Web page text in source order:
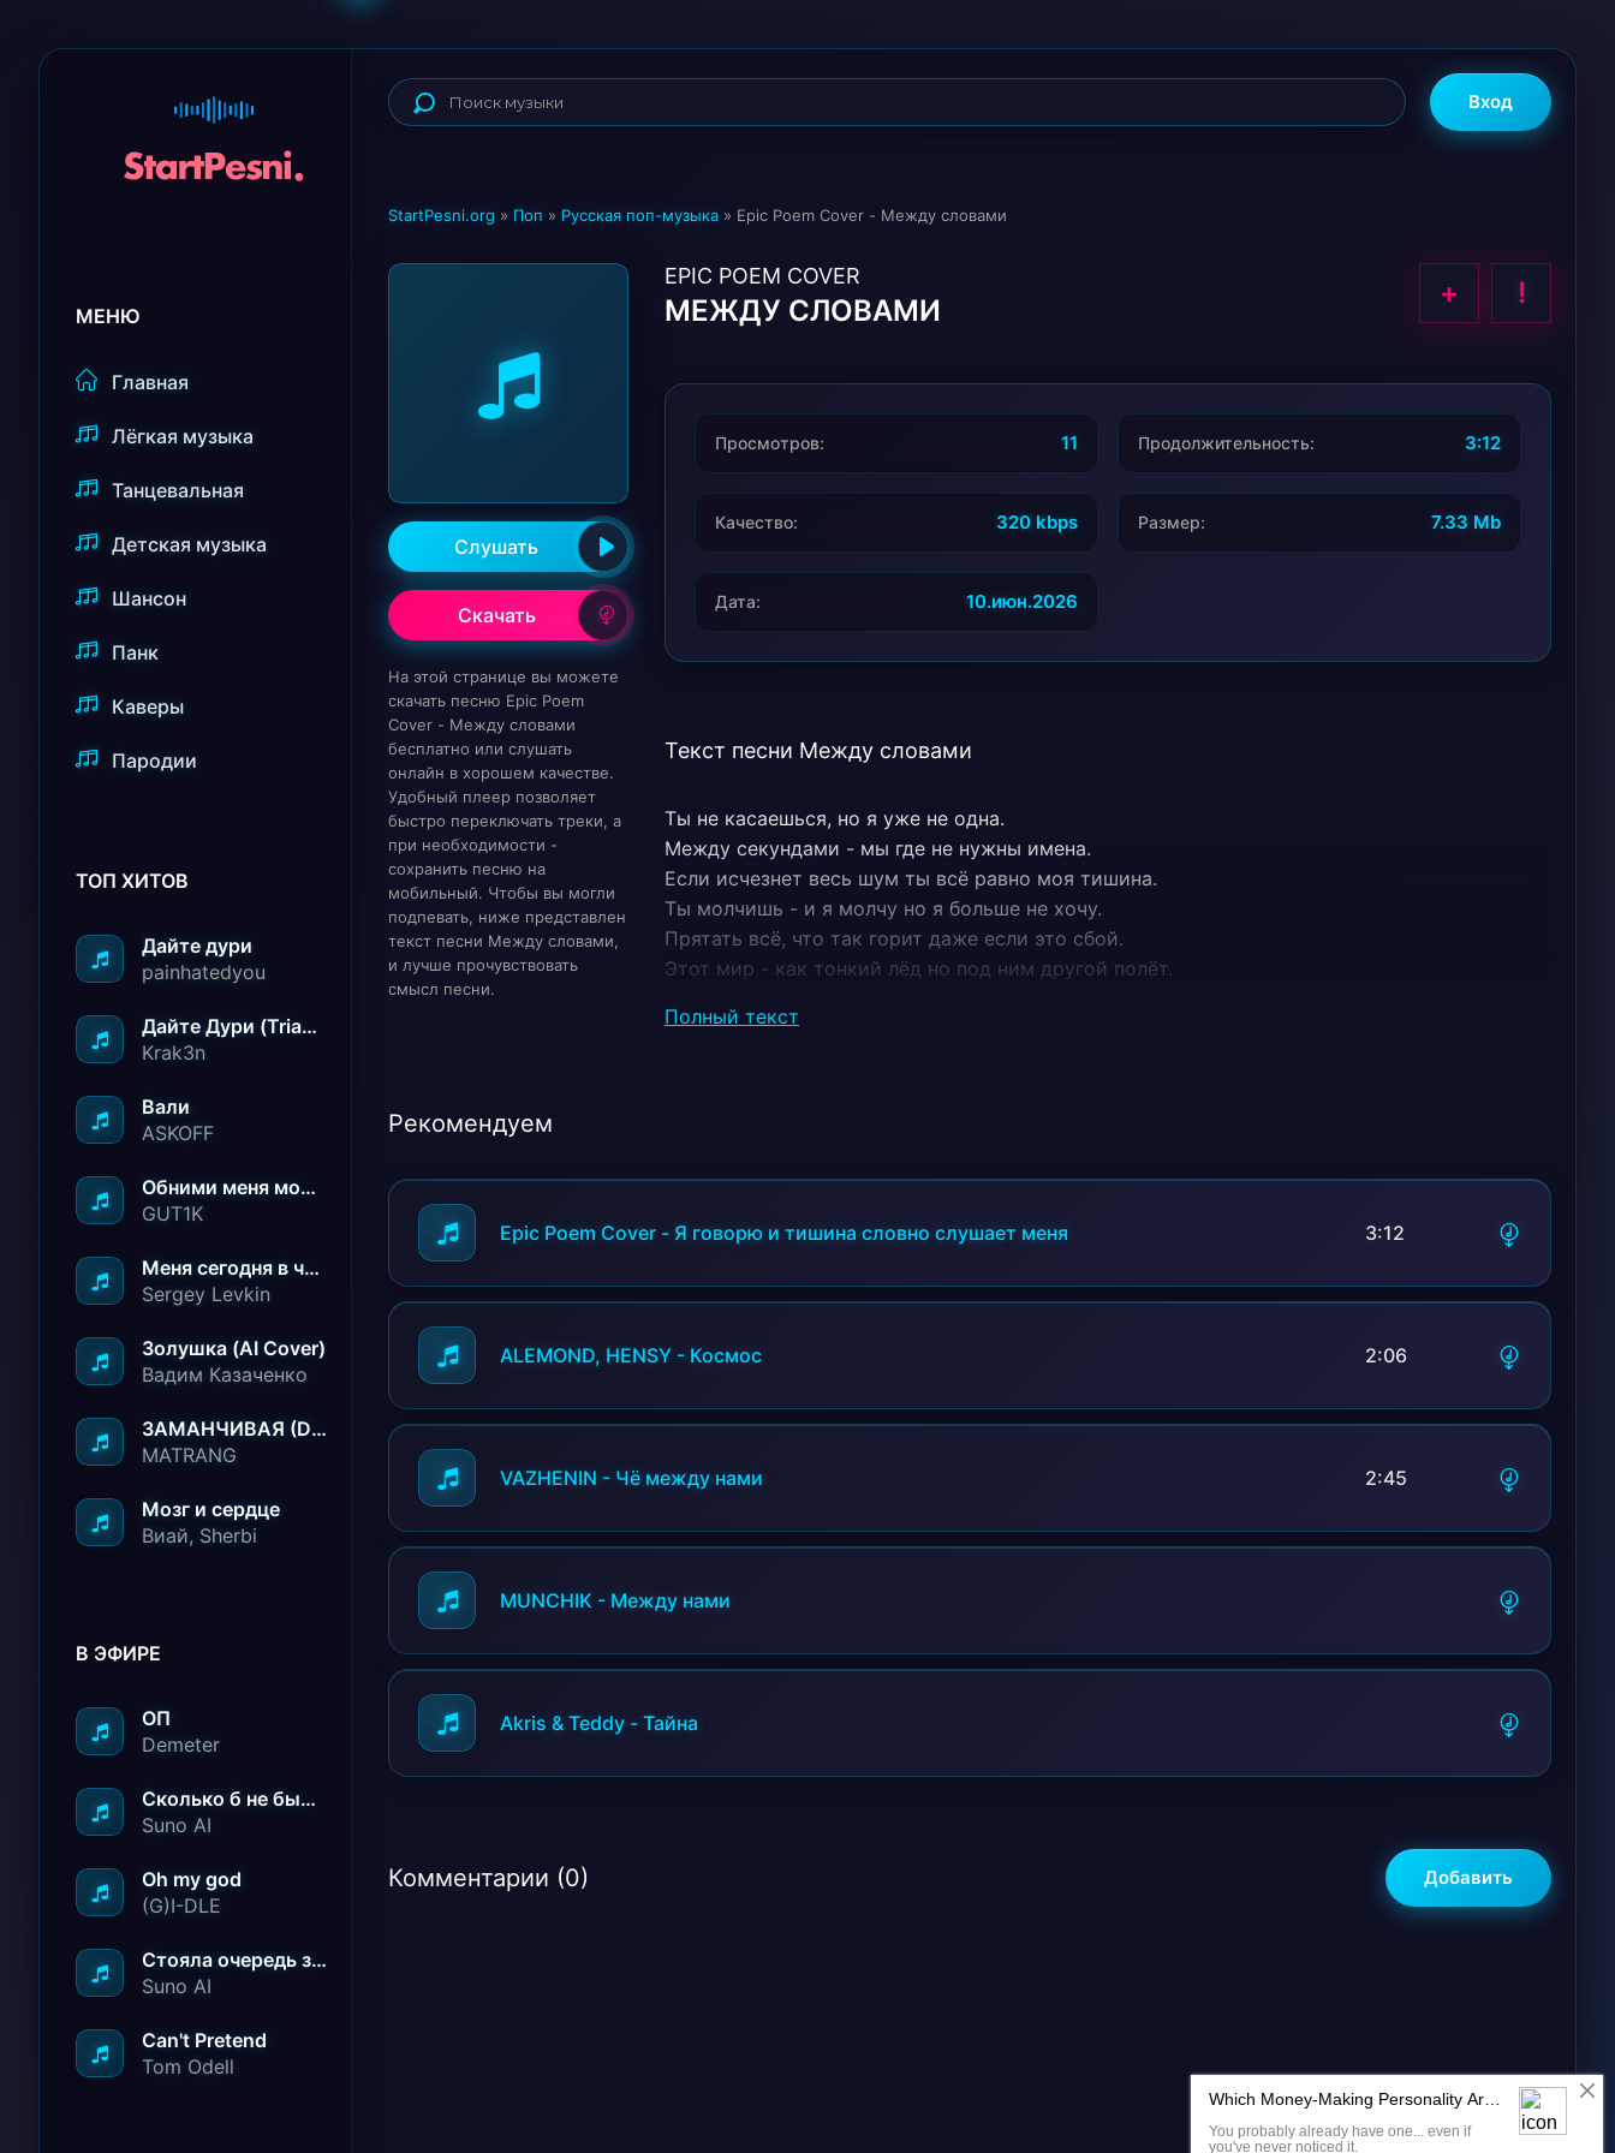
МЕНЮ
Главная
Лёгкая музыка
Танцевальная
Детская музыка
Шансон
Панк
Каверы
Пародии
ТОП ХИТОВ
Дайте дури
painhatedyou
Дайте Дури (Triad Remix)
Krak3n
Вали
ASKOFF
Обними меня молча ничего не говори
GUT1K
Меня сегодня в чёрный список занесли
Sergey Levkin
Золушка (AI Cover)
Вадим Казаченко
ЗАМАНЧИВАЯ (Deep House Remix)
MATRANG
Мозг и сердце
Виай, Sherbi
В ЭФИРЕ
ОП
Demeter
Сколько б не было вам лет не грустите
Suno AI
Oh my god
(G)I-DLE
Стояла очередь за радостью
Suno AI
Can't Pretend
Tom Odell
Вход
StartPesni.org » Поп » Русская поп-музыка » Epic Poem Cover - Между словами
Слушать
Скачать
На этой странице вы можете
скачать песню Epic Poem
Cover - Между словами
бесплатно или слушать
онлайн в хорошем качестве.
Удобный плеер позволяет
быстро переключать треки, а
при необходимости -
сохранить песню на
мобильный. Чтобы вы могли
подпевать, ниже представлен
текст песни Между словами,
и лучше прочувствовать
смысл песни.
EPIC POEM COVER
МЕЖДУ СЛОВАМИ
+ !
Просмотров: 11 Продолжительность: 3:12
Качество: 320 kbps Размер: 7.33 Mb
Дата: 10.июн.2026
Текст песни Между словами
Ты не касаешься, но я уже не одна.
Между секундами - мы где не нужны имена.
Если исчезнет весь шум ты всё равно моя тишина.
Ты молчишь - и я молчу но я больше не хочу.
Прятать всё, что так горит даже если это сбой.
Этот мир - как тонкий лёд но под ним другой полёт.
Тише... ближе... не дыши это больше, чем слова.
Полный текст
Рекомендуем
Epic Poem Cover - Я говорю и тишина словно слушает меня 3:12
ALEMOND, HENSY - Космос 2:06
VAZHENIN - Чё между нами 2:45
MUNCHIK - Между нами
Akris & Teddy - Тайна
Комментарии (0) Добавить